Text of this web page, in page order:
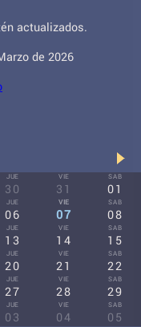
actualizados.
de 2026
JUE
30
VIE
31
SAB
01
JUE
06
VIE
07
SAB
08
JUE
13
VIE
14
SAB
15
JUE
20
VIE
21
SAB
22
JUE
27
VIE
28
SAB
29
JUE
03
VIE
04
SAB
05